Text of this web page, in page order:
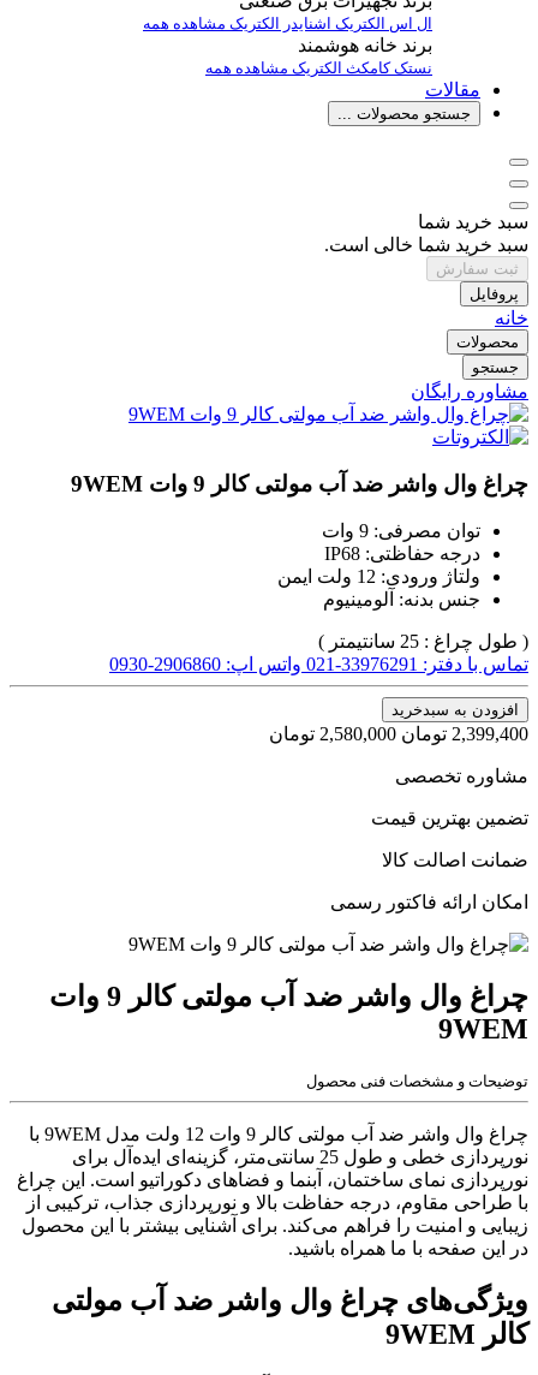
ال اس الکتریک اشنایدر الکتریک مشاهده همه
برند خانه هوشمند
نستککامکث الکتریک مشاهده همه
مقالات
جستجو محصولات ...
سبد خرید شما
سبد خرید شما خالی است.
ثبت سفارش
پروفایل
خانه
محصولات
جستجو
مشاوره رایگان
چراغ وال واشر ضد آب مولتی کالر 9 وات 9WEM
توان مصرفی: 9 وات
درجه حفاظتی: IP68
ولتاژ ورودی: 12 ولت ایمن
جنس بدنه: آلومینیوم
( طول چراغ : 25 سانتیمتر )
تماس با دفتر: 33976291-021
واتس اپ: 2906860-0930
افزودن به سبدخرید
2,399,400 تومان 2,580,000 تومان
مشاوره تخصصی
تضمین بهترین قیمت
ضمانت اصالت کالا
امکان ارائه فاکتور رسمی
چراغ وال واشر ضد آب مولتی کالر 9 وات
9WEM
توضیحات و مشخصات فنی محصول
چراغ وال واشر ضد آب مولتی کالر 9 وات 12 ولت مدل 9WEM با
نورپردازی خطی و طول 25 سانتی‌متر، گزینه‌ای ایده‌آل برای
نورپردازی نمای ساختمان، آبنما و فضاهای دکوراتیو است. این چراغ
با طراحی مقاوم، درجه حفاظت بالا و نورپردازی جذاب، ترکیبی از
زیبایی و امنیت را فراهم می‌کند. برای آشنایی بیشتر با این محصول
در این صفحه با ما همراه باشید.
ویژگی‌های چراغ وال واشر ضد آب مولتی
کالر 9WEM